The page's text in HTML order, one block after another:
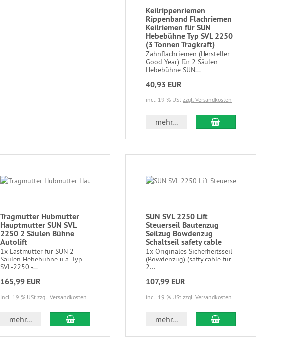
Keilrippenriemen
Rippenband Flachriemen
Keilriemen für SUN
Hebebühne Typ SVL 2250
(3 Tonnen Tragkraft)
Zahnflachriemen (Hersteller
Good Year) für 2 Säulen
Hebebühne SUN...
40,93 EUR
incl. 19 % UStzzgl. Versandkosten
mehr...
Tragmutter Hubmutter
Hauptmutter SUN SVL
2250 2 Säulen Bühne
Autolift
1x Lastmutter für SUN 2
Säulen Hebebühne u.a. Typ
SVL-2250 -...
165,99 EUR
incl. 19 % USt zzgl. Versandkosten
mehr...
SUN SVL 2250 Lift
Steuerseil Bautenzug
Seilzug Bowdenzug
Schaltseil safety cable
1x Originales Sicherheitsseil
(Bowdenzug) (safty cable für
2...
107,99 EUR
incl. 19 % UStzzgl. Versandkosten
mehr...